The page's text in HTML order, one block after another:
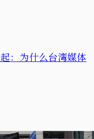
：为什么台湾媒体